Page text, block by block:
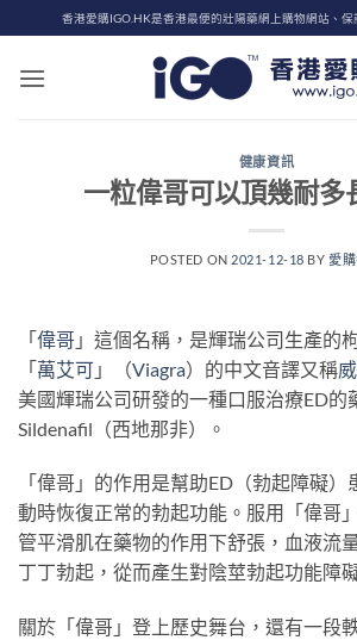
to
content
香港愛購IGO.HK是香港最便的壯陽藥網上購物網站、保
健康資訊
一粒偉哥可以頂幾耐多
POSTED ON 2021-12-18 BY愛
「偉哥 」這個名稱，是輝瑞公司生產的
「萬艾可 」（Viagra）的中文音譯又稱
美國輝瑞公司研發的一種口服治療ED的
Sildenafil（西地那非）。
「偉哥」的作用是幫助ED（勃起障礙
動時恢復正常的勃起功能。服用「偉哥
管平滑肌在藥物的作用下舒張，血液流
丁丁勃起，從而產生對陰莖勃起功能障
關於「偉哥」登上歷史舞台，還有一段